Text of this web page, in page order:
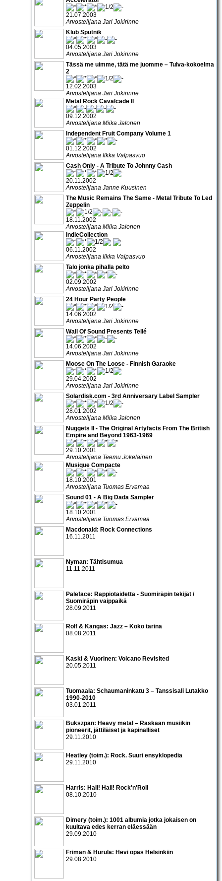
21.07.2003
Arvostelijana Jari Jokirinne
Klub Sputnik
04.05.2003
Arvostelijana Jari Jokirinne
Tässä me uimme, tätä me juomme – Tulva-kokoelma
2
12.02.2003
Arvostelijana Jari Jokirinne
Metal Rock Cavalcade II
09.12.2002
Arvostelijana Miika Jalonen
Independent Fruit Company Volume 1
01.12.2002
Arvostelijana Ilkka Valpasvuo
Cash Only - A Tribute To Johnny Cash
20.11.2002
Arvostelijana Janne Kuusinen
The Music Remains The Same - Metal Tribute To Led
Zeppelin
18.11.2002
Arvostelijana Miika Jalonen
IndieCollection
06.11.2002
Arvostelijana Ilkka Valpasvuo
Talo jonka pihalla pelto
02.09.2002
Arvostelijana Jari Jokirinne
24 Hour Party People
14.06.2002
Arvostelijana Jari Jokirinne
Wall Of Sound Presents Tellé
14.06.2002
Arvostelijana Jari Jokirinne
Moose On The Loose - Finnish Garaoke
29.04.2002
Arvostelijana Jari Jokirinne
Solardisk.com - 3rd Anniversary Label Sampler
28.01.2002
Arvostelijana Miika Jalonen
Nuggets II - The Original Artyfacts From The British
Empire and Beyond 1963-1969
29.10.2001
Arvostelijana Teemu Jokelainen
Musique Compacte
18.10.2001
Arvostelijana Tuomas Ervamaa
Sound 01 - A Big Dada Sampler
18.10.2001
Arvostelijana Tuomas Ervamaa
Macdonald: Rock Connections
16.11.2011
Nyman: Tähtisumua
11.11.2011
Paleface: Rappiotaidetta - Suomiräpin tekijät /
Suomiräpin vaippaikä
28.09.2011
Rolf & Kangas: Jazz – Koko tarina
08.08.2011
Kaski & Vuorinen: Volcano Revisited
20.05.2011
Tuomaala: Schaumaninkatu 3 – Tanssisali Lutakko
1990­-2010
03.01.2011
Bukszpan: Heavy metal – Raskaan musiikin
pioneerit, jättiläiset ja kapinalliset
29.11.2010
Heatley (toim.): Rock. Suuri ensyklopedia
29.11.2010
Harris: Hail! Hail! Rock'n'Roll
08.10.2010
Dimery (toim.): 1001 albumia jotka jokaisen on
kuultava edes kerran eläessään
29.09.2010
Friman & Hurula: Hevi opas Helsinkiin
29.08.2010